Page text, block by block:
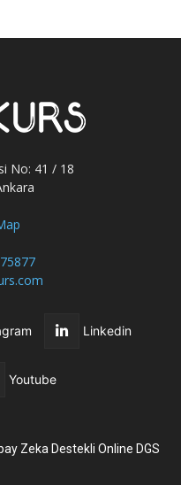
No: 41 / 18
Linkedin
Youtube
Zeka Destekli Online DGS